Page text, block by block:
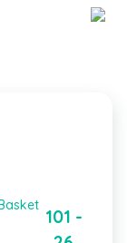
101 -